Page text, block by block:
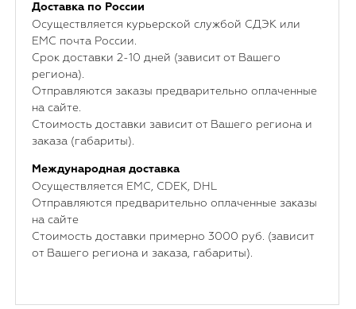
Доставка по России
Осуществляется курьерской службой СДЭК или
ЕМС почта России.
Срок доставки 2-10 дней (зависит от Вашего
региона).
Отправляются заказы предварительно оплаченные
на сайте.
Стоимость доставки зависит от Вашего региона и
заказа (габариты).
Международная доставка
Осуществляется ЕМС, CDEK, DHL
Отправляются предварительно оплаченные заказы
на сайте
Стоимость доставки примерно 3000 руб. (зависит
от Вашего региона и заказа, габариты).